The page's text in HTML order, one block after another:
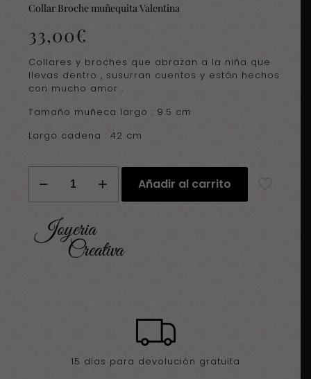
Collar Broche muñequita Valentina
33,00€
Collares y broches que abrazan a la niña que
llevas dentro , susurran cuentos y están hechos
con mucho amor .
Tamaño muñeca largo : 9.5 cm
Largo cadena : 42 cm
Broche
cantidad
Añadir al carrito
15 días para devolución gratuita